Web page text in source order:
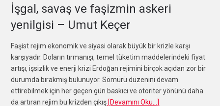
İşgal, savaş ve faşizmin askeri
yenilgisi – Umut Keçer
Faşist rejim ekonomik ve siyasi olarak büyük bir krizle karşı
karşıyadır. Doların tırmanışı, temel tüketim maddelerindeki fiyat
artışı, işsizlik ve enerji krizi Erdoğan rejimini birçok açıdan zor bir
durumda bırakmış bulunuyor. Sömürü düzenini devam
ettirebilmek için her geçen gün baskıcı ve otoriter yönünü daha
da artıran rejim bu krizden çıkış [Devamını Oku…]